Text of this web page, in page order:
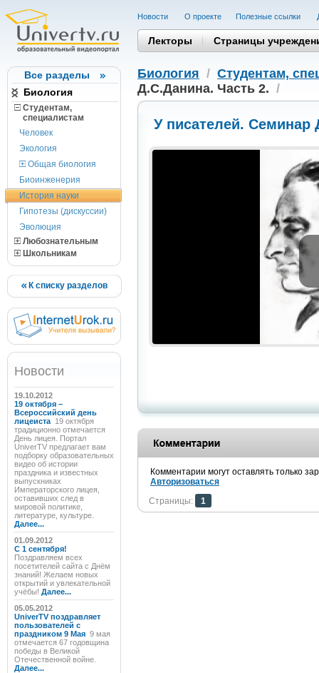
Все разделы
Биология
Студентам,
cпециалистам
Человек
Экология
Общая биология
Биоинженерия
История науки
Гипотезы (дискуссии)
Эволюция
Любознательным
Школьникам
К списку разделов
Новости
19.10.2012
19 октября –
Всероссийский день
лицеиста 19 октября
традиционно отмечается
День лицея. Портал
UniverTV предлагает вам
подборку образовательных
видео об истории
праздника и известных
выпускниках
Императорского лицея,
оставивших след в
мировой политике,
литературе, культуре.
Далее...
01.09.2012
C 1 сентября!
Поздравляем всех
посетителей сайта с Днём
знаний! Желаем новых
открытий и увлекательной
учёбы! Далее...
05.05.2012
UniverTV поздравляет
пользователей с
праздником 9 Мая 9 мая
отмечается 67 годовщина
победы в Великой
Отечественной войне.
Далее...
Новости О проекте Полезные cсылки
Лекторы Страницы
Биология / Студентам,
Д.С.Данина. Часть 2. /
У писателей. Семинар
Комментарии могут оставлять только
Авторизоваться
Страницы:
1